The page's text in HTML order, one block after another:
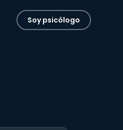
Soy psicólogo